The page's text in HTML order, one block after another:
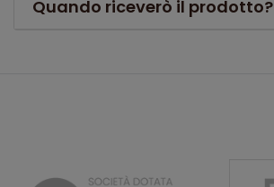
Quando riceverò il prodotto?